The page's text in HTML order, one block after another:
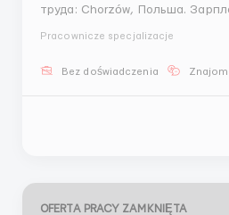
труда: Chorzów, Польша. Зарплата: -21,50 zł/час
дней в неделю; -первая смена с
Pracownicze specjalizacje
Bez doświadczenia
OFERTA PRACY ZAMKNIĘTA